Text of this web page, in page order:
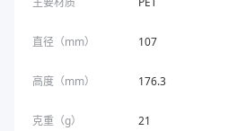
直径（mm） 107
高度（mm） 176.3
克重（g） 21